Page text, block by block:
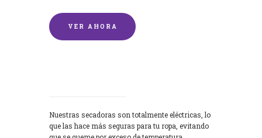
VER AHORA
Nuestras secadoras son totalmente eléctricas, lo
que las hace más seguras para tu ropa, evitando